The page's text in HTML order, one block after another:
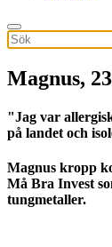
Magnus,
"Jag var
på landet och
Magnus kropp
Må Bra Invest
tungmetaller.